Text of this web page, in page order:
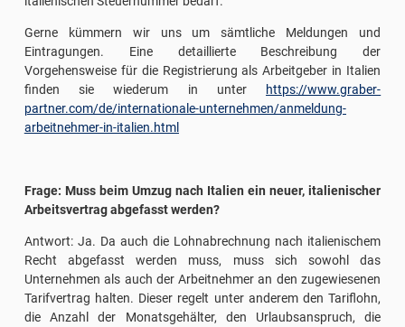
Gerne kümmern wir uns um sämtliche Meldungen und
Eintragungen. Eine detaillierte Beschreibung der
Vorgehensweise für die Registrierung als Arbeitgeber in Italien
finden sie wiederum in unter
https://www.graber-
partner.com/de/internationale-unternehmen/anmeldung-
arbeitnehmer-in-italien.html
Frage: Muss beim Umzug nach Italien ein neuer, italienischer
Arbeitsvertrag abgefasst werden?
Antwort: Ja. Da auch die Lohnabrechnung nach italienischem
Recht abgefasst werden muss, muss sich sowohl das
Unternehmen als auch der Arbeitnehmer an den zugewiesenen
Tarifvertrag halten. Dieser regelt unter anderem den Tariflohn,
die Anzahl der Monatsgehälter, den Urlaubsanspruch, die